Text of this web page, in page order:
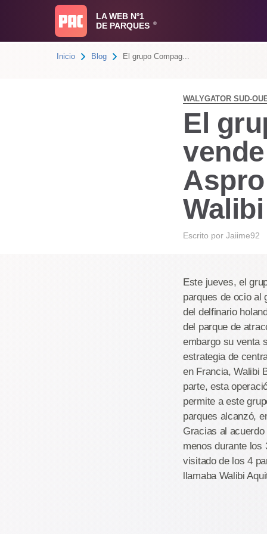
LA WEB Nº1
DE PARQUES
®
Inicio Blog El grupo Compag...
WALYGATOR SUD-
El
Escrito por Jaiime92
Este jueves, el
parques de ocio al
del delfinario
del parque de
embargo su venta
estrategia de
en Francia, Walibi
parte, esta
permite a este
parques alcanzó,
Gracias al
menos durante los
visitado de los 4
llamaba Walibi